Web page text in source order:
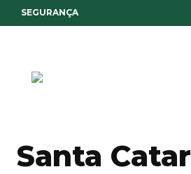
SEGURANÇA
Santa